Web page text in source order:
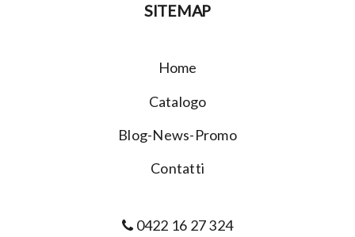
SITEMAP
Home
Catalogo
Blog-News-Promo
Contatti
0422 16 27 324